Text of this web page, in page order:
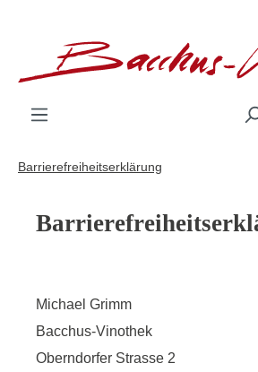
Barrierefreiheitserklärung
Michael Grimm
Bacchus-Vinothek
Oberndorfer Strasse 2